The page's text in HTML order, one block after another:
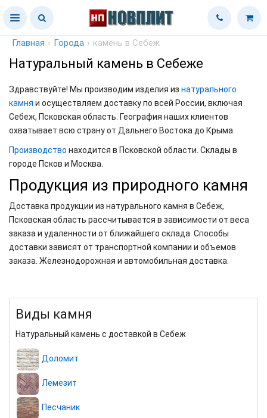
Главная › Города › камень в Себеж
Натуральный камень в Себеже
Здравствуйте! Мы производим изделия из натурального
камня и осуществляем доставку по всей России, включая
Себеж, Псковская область. География наших клиентов
охватывает всю страну от Дальнего Востока до Крыма.
Производство находится в Псковской области. Склады в
городе Псков и Москва.
Продукция из природного камня
Доставка продукции из натурального камня в Себеж,
Псковская область рассчитывается в зависимости от веса
заказа и удаленности от ближайшего склада. Способы
доставки зависят от транспортной компании и объемов
заказа. Железнодорожная и автомобильная доставка.
Виды камня
Натуральный камень с доставкой в Себеж
Доломит
Лемезит
Песчаник